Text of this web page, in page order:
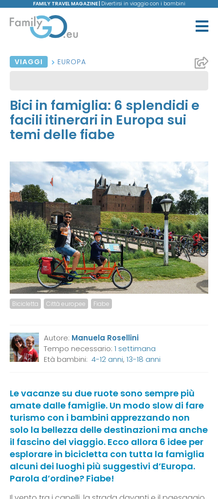
FAMILY TRAVEL MAGAZINE | Divertirsi in viaggio con i bambini
VIAGGI EUROPA
Bici in famiglia: 6 splendidi e
facili itinerari in Europa sui
temi delle fiabe
Bicicletta Città europee Fiabe
Autore: Manuela Rosellini
Tempo necessario: 1 settimana
Età bambini: 4-12 anni, 13-18 anni
Le vacanze su due ruote sono sempre più
amate dalle famiglie. Un modo slow di fare
turismo con i bambini apprezzando non
solo la bellezza delle destinazioni ma anche
il fascino del viaggio. Ecco allora 6 idee per
esplorare in bicicletta con tutta la famiglia
alcuni dei luoghi più suggestivi d’Europa.
Parola d’ordine? Fiabe!